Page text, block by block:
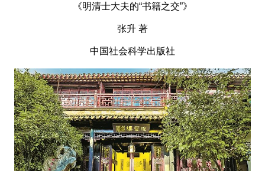
《明清士大夫的“书籍之交”》
张升 著
中国社会科学出版社